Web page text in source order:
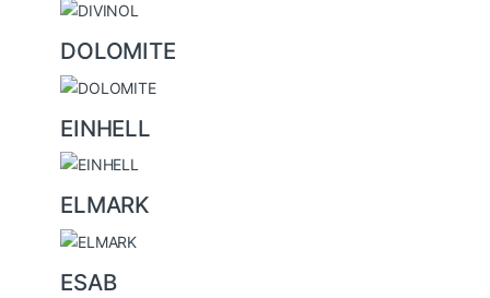
DOLOMITE
EINHELL
ELMARK
ESAB